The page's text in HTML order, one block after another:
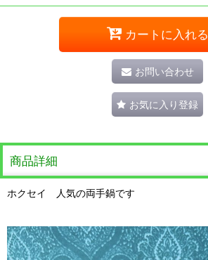
カートに入れる
お問い合わせ
お気に入り登録
商品詳細
ホクセイ 人気の両手鍋です